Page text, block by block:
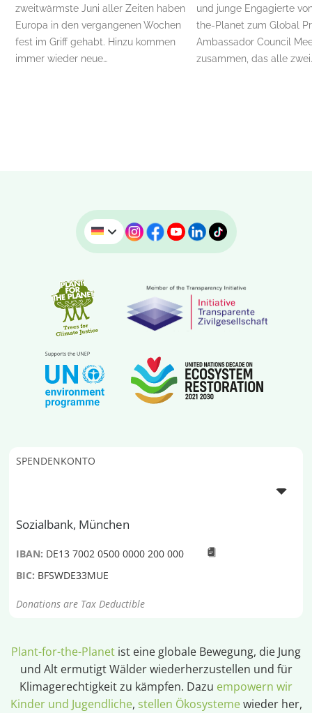
zweitwärmste Juni aller Zeiten haben
Europa in den vergangenen Wochen
fest im Griff gehabt. Hinzu kommen
immer wieder neue…
und junge Engagierte
the-Planet zum Global
Ambassador Council
zusammen, das alle
SPENDENKONTO
Sozialbank, München
IBAN: DE13 7002 0500 0000 200 000
BIC: BFSWDE33MUE
Donations are Tax Deductible
Plant-for-the-Planet ist eine globale Bewegung, die Jung
und Alt ermutigt Wälder wiederherzustellen und für
Klimagerechtigkeit zu kämpfen. Dazu empowern wir
Kinder und Jugendliche, stellen Ökosystemewieder her,